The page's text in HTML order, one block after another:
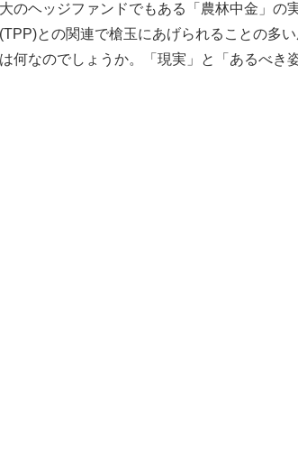
のヘッジファンドでもある「農林中金」
との関連で槍玉にあげられることの多
何なのでしょうか。「現実」と「あるべ